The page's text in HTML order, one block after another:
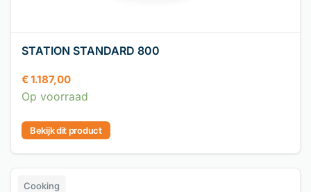
STATION STANDARD 800
€1.187,00
Op voorraad
Bekijk dit product
Cooking